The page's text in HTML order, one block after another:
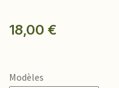
18,00 €
Modèles